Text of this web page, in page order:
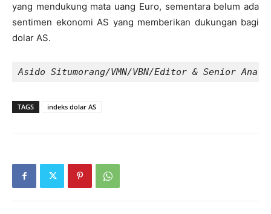
yang mendukung mata uang Euro, sementara belum ada
sentimen ekonomi AS yang memberikan dukungan bagi
dolar AS.
Asido Situmorang/VMN/VBN/Editor & Senior
TAGS indeks dolar AS